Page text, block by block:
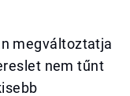
megváltoztatja
nem tűnt